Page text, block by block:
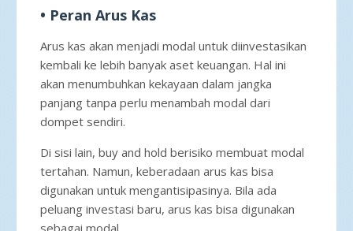
• Peran Arus Kas
Arus kas akan menjadi modal untuk diinvestasikan
kembali ke lebih banyak aset keuangan. Hal ini
akan menumbuhkan kekayaan dalam jangka
panjang tanpa perlu menambah modal dari
dompet sendiri.
Di sisi lain, buy and hold berisiko membuat modal
tertahan. Namun, keberadaan arus kas bisa
digunakan untuk mengantisipasinya. Bila ada
peluang investasi baru, arus kas bisa digunakan
sebagai modal.